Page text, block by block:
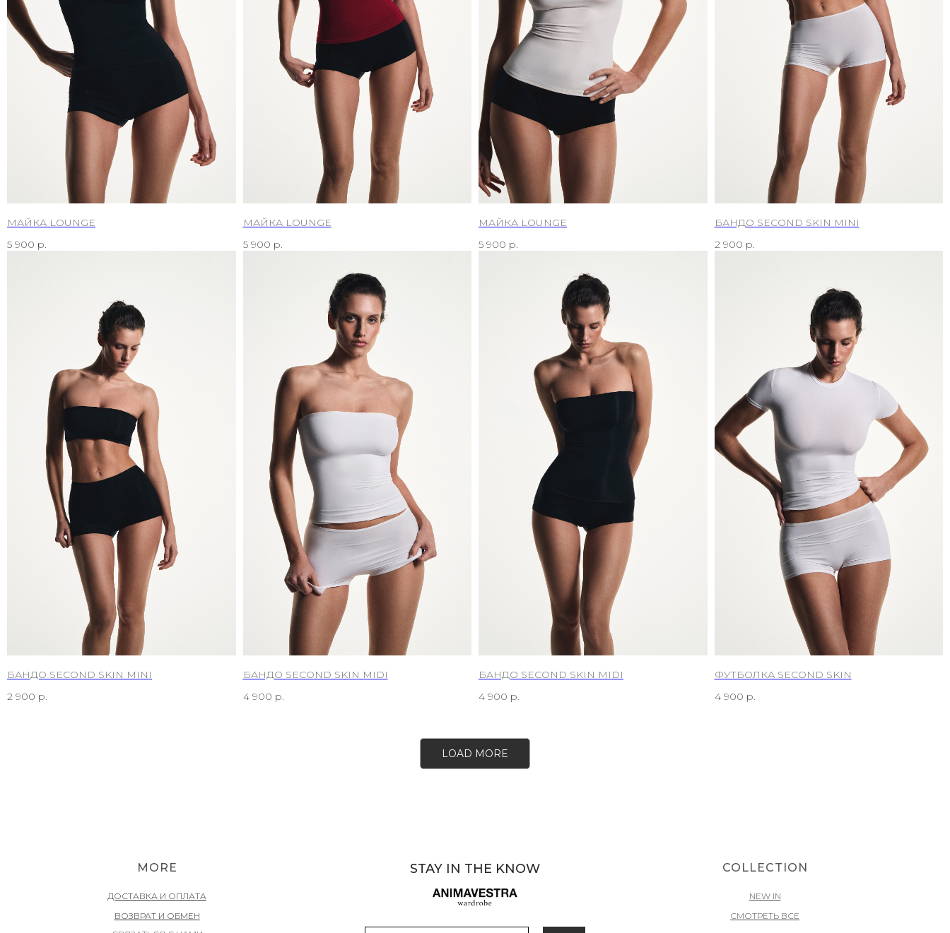
МАЙКА LOUNGE
5 900 р.
МАЙКА LOUNGE
5 900 р.
МАЙКА LOUNGE
5 900 р.
БАНДО SECOND SKIN MINI
2 900 р.
БАНДО SECOND SKIN MINI
2 900 р.
БАНДО SECOND SKIN MIDI
4 900 р.
БАНДО SECOND SKIN MIDI
4 900 р.
ФУТБОЛКА SECOND SKIN
4 900 р.
LOAD MORE
MORE
ДОСТАВКА И ОПЛАТА
ВОЗВРАТ И ОБМЕН
COLLECTION
NEW IN
СМОТРЕТЬ ВСЕ
STAY IN THE KNOW